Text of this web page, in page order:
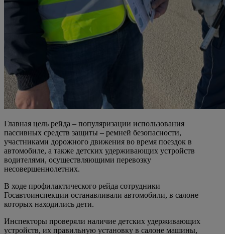
Главная цель рейда – популяризации использования
пассивных средств защиты – ремней безопасности,
участниками дорожного движения во время поездок в
автомобиле, а также детских удерживающих устройств
водителями, осуществляющими перевозку
несовершеннолетних.
В ходе профилактического рейда сотрудники
Госавтоинспекции останавливали автомобили, в салоне
которых находились дети.
Инспекторы проверяли наличие детских удерживающих
устройств, их правильную установку в салоне машины,